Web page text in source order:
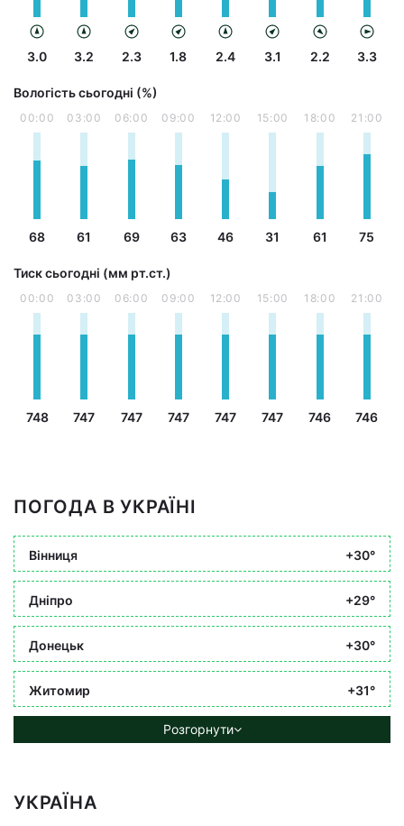
3.0 3.2 2.3 1.8 2.4 3.1 2.2 3.3
Вологість сьогодні (%)
00:00
68
03:00
61
06:00
69
09:00
63
12:00
46
15:00
31
18:00
61
21:00
75
Тиск сьогодні (мм рт.ст.)
00:00
748
03:00
747
06:00
747
09:00
747
12:00
747
15:00
747
18:00
746
21:00
746
ПОГОДА В УКРАЇНІ
Вінниця +30°
Дніпро +29°
Донецьк +30°
Житомир +31°
Розгорнути
УКРАЇНА